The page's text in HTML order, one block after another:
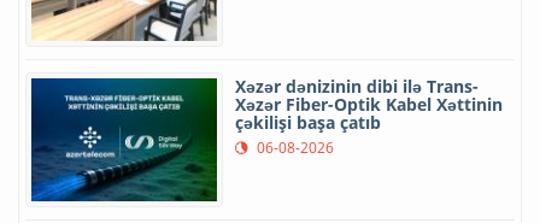
Xəzər dənizinin dibi ilə Trans-
Xəzər Fiber-Optik Kabel Xəttinin
çəkilişi başa çatıb
06-08-2026